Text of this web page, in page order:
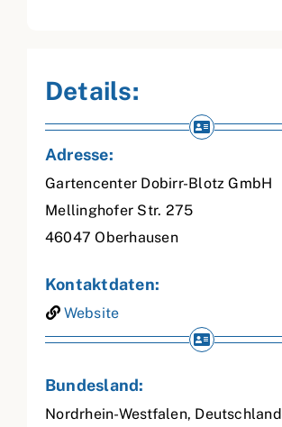
Details:
Adresse:
Gartencenter Dobirr-Blotz GmbH
Mellinghofer Str. 275
46047 Oberhausen
Kontaktdaten:
Website
Bundesland:
Nordrhein-Westfalen, Deutschland